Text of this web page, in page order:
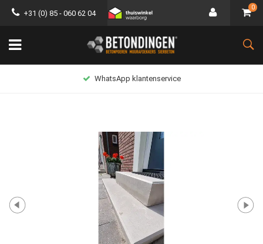
+31 (0) 85 - 060 62 04
0
WhatsApp klantenservice